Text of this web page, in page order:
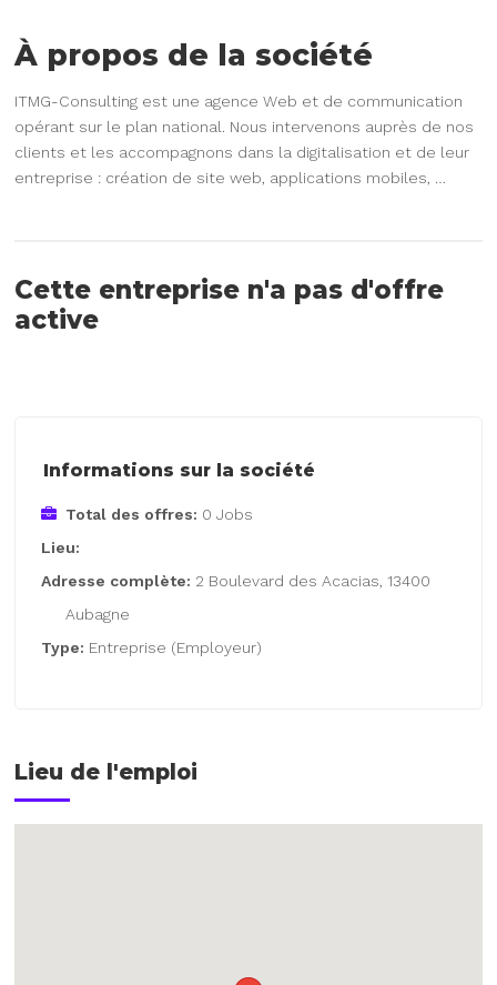
À propos de la société
ITMG-Consulting est une agence Web et de communication
opérant sur le plan national. Nous intervenons auprès de nos
clients et les accompagnons dans la digitalisation et de leur
entreprise : création de site web, applications mobiles, …
Cette entreprise n'a pas d'offre
active
Informations sur la société
Total des offres: 0 Jobs
Lieu:
Adresse complète: 2 Boulevard des Acacias, 13400
Aubagne
Type: Entreprise (Employeur)
Lieu de l'emploi